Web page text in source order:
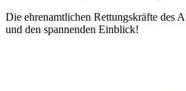
Die ehrenamtlichen Rettungskräfte des
und den spannenden Einblick!